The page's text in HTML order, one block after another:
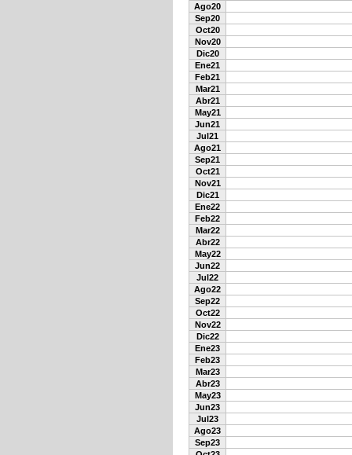
Ago20
Sep20
Oct20
Nov20
Dic20
Ene21
Feb21
Mar21
Abr21
May21
Jun21
Jul21
Ago21
Sep21
Oct21
Nov21
Dic21
Ene22
Feb22
Mar22
Abr22
May22
Jun22
Jul22
Ago22
Sep22
Oct22
Nov22
Dic22
Ene23
Feb23
Mar23
Abr23
May23
Jun23
Jul23
Ago23
Sep23